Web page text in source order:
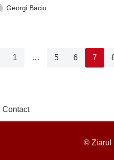
Georgi Baciu
1 … 5 6 7
Contact
© Ziarul